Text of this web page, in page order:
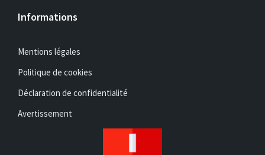
Informations
Mentions légales
Politique de cookies
Déclaration de confidentialité
Avertissement